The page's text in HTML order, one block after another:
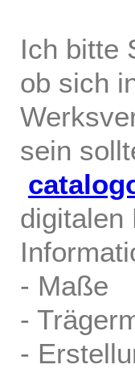
Ich bitte
ob sich
sein
digitalen
- Maße
-
-